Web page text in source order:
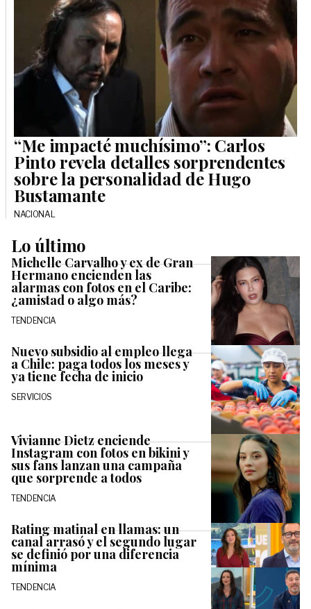
“Me impacté muchísimo”: Carlos
Pinto revela detalles sorprendentes
sobre la personalidad de Hugo
Bustamante
NACIONAL
Lo último
Michelle Carvalho y ex de Gran
Hermano encienden las
alarmas con fotos en el Caribe:
¿amistad o algo más?
TENDENCIA
Nuevo subsidio al empleo llega
a Chile: paga todos los meses y
ya tiene fecha de inicio
SERVICIOS
Vivianne Dietz enciende
Instagram con fotos en bikini y
sus fans lanzan una campaña
que sorprende a todos
TENDENCIA
Rating matinal en llamas: un
canal arrasó y el segundo lugar
se definió por una diferencia
mínima
TENDENCIA